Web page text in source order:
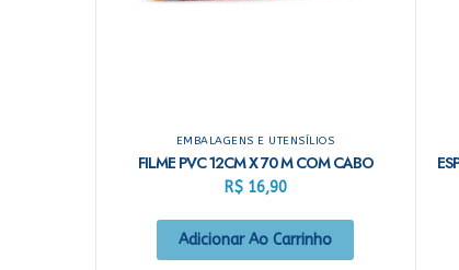
EMBALAGENS E UTENSÍLIOS
FILME PVC 12CM X 70 M COM CABO
R$16,90
Adicionar Ao Carrinho